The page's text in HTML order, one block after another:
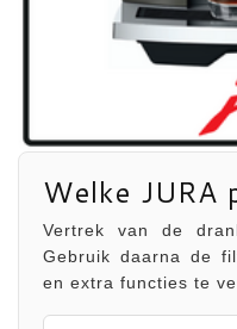
Welke JURA
Vertrek van de
Gebruik daarna de
en extra functies te